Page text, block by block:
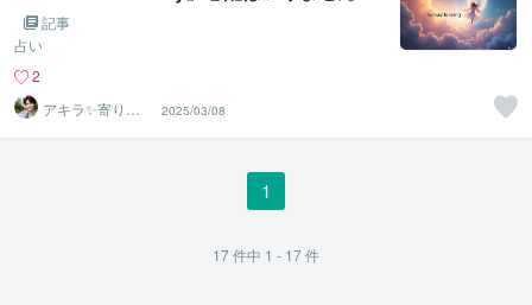
記事
占い
2
アキラ✨寄り添
う聴き手 迷い不
安の相談室
2025/03/08
1
17件中 1 - 17件